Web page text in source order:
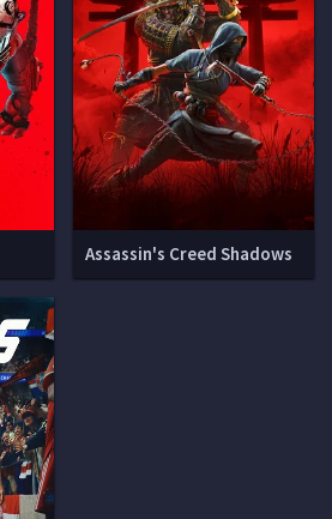
Assassin's Creed Shadows